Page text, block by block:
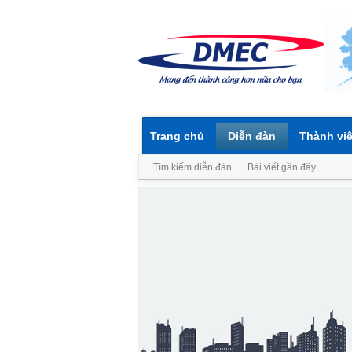
Trang chủ Diễn đàn
Tìm kiếm diễn đàn Bài viết gần đây
Thành